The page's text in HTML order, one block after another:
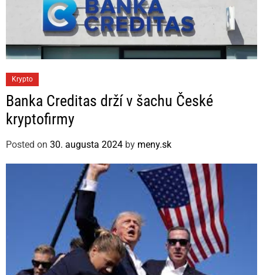
t
e
o
r
Krypto
Banka Creditas drží v šachu České
kryptofirmy
Posted on 30. augusta 2024 by meny.sk